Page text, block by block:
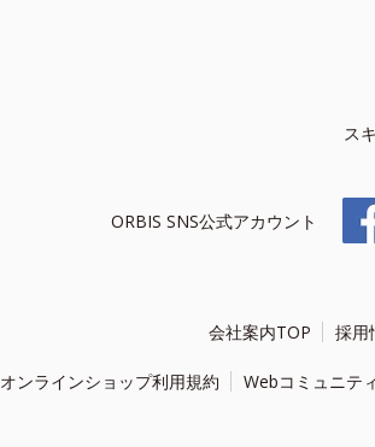
ス
ORBIS SNS公式アカウント
会社案内TOP 採用
オンラインショップ利用規約 Webコミュニテ